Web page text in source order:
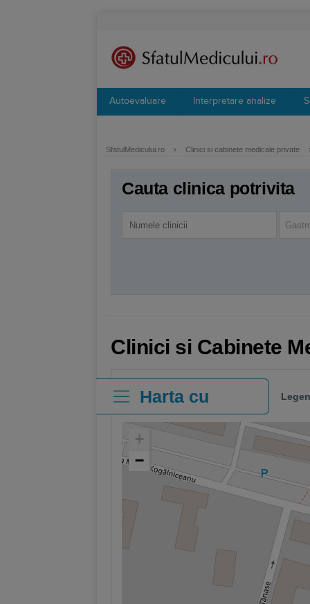
Autoevaluare Interpretare analize
SfatulMedicului.ro › Clinici si cabinete medicale private
Cauta clinica potrivita
Clinici si Cabinete
Harta cu
clinici
+
−